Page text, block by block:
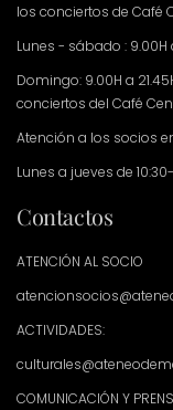
los conciertos de Café
Lunes - sábado : 9.00H
Domingo: 9.00H a
conciertos del Café
Atención a los socios
Lunes a jueves de
Contactos
ATENCIÓN AL SOCIO
ACTIVIDADES:
COMUNICACIÓN Y